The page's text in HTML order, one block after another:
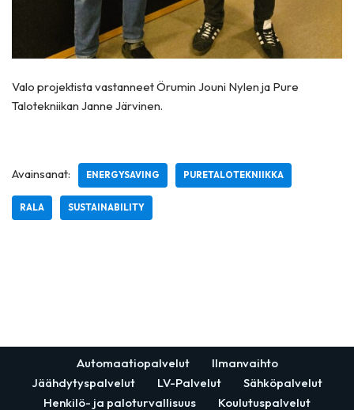
Valo projektista vastanneet Örumin Jouni Nylen ja Pure
Talotekniikan Janne Järvinen.
Avainsanat: ENERGYSAVING PURETALOTEKNIIKKA
RALA SUSTAINABILITY
Automaatiopalvelut
Ilmanvaihto
Jäähdytyspalvelut
LV-Palvelut
Sähköpalvelut
Henkilö- ja paloturvallisuus
Koulutuspalvelut